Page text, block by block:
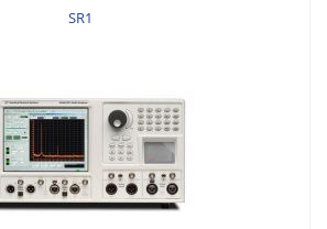
SR1